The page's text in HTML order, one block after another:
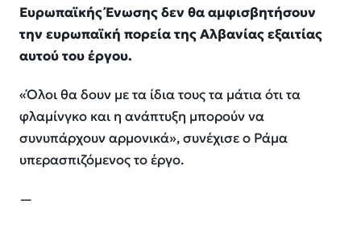
Ευρωπαϊκής Ένωσης δεν θα αμφισβητήσουν
την ευρωπαϊκή πορεία της Αλβανίας εξαιτίας
αυτού του έργου.
«Όλοι θα δουν με τα ίδια τους τα μάτια ότι τα
φλαμίνγκο και η ανάπτυξη μπορούν να
συνυπάρχουν αρμονικά», συνέχισε ο Ράμα
υπερασπιζόμενος το έργο.
—